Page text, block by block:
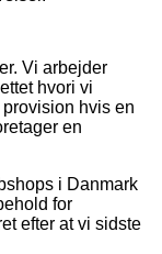
Vi arbejder
hvori vi
hvis en
en
i Danmark
for
efter at vi sidste